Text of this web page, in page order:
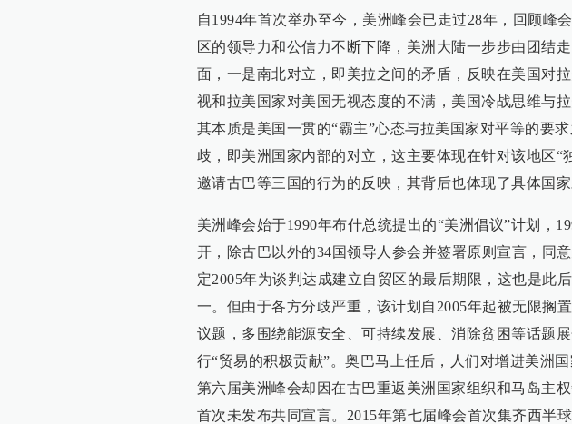
自1994年首次举办至今，美洲峰会已走过28年，回顾峰
区的领导力和公信力不断下降，美洲大陆一步步由团结
面，一是南北对立，即美拉之间的矛盾，反映在美国对
视和拉美国家对美国无视态度的不满，美国冷战思维与
其本质是美国一贯的“霸主”心态与拉美国家对平等的要
歧，即美洲国家内部的对立，这主要体现在针对该地区“
邀请古巴等三国的行为的反映，其背后也体现了具体国
美洲峰会始于1990年布什总统提出的“美洲倡议”计划，
开，除古巴以外的34国领导人参会并签署原则宣言，同
定2005年为谈判达成建立自贸区的最后期限，这也是此
一。但由于各方分歧严重，该计划自2005年起被无限搁
议题，多围绕能源安全、可持续发展、消除贫困等话题
行“贸易的积极贡献”。奥巴马上任后，人们对增进美洲
第六届美洲峰会却因在古巴重返美洲国家组织和马岛主
首次未发布共同宣言。2015年第七届峰会首次集齐西半